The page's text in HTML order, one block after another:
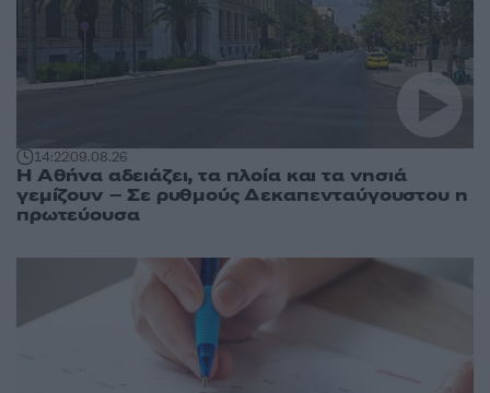
14:2209.08.26
Η Αθήνα αδειάζει, τα πλοία και τα νησιά
γεμίζουν – Σε ρυθμούς Δεκαπενταύγουστου η
πρωτεύουσα